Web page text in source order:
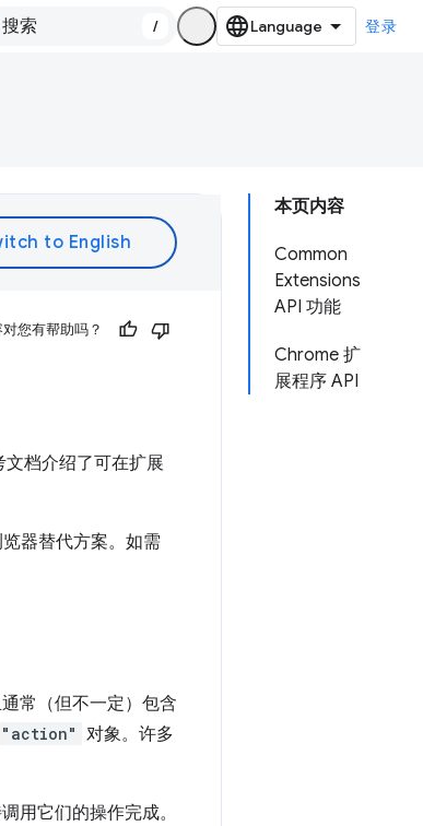
/ 登录
本页内容
Common
Extensions
API 功能
Chrome 扩
展程序 API
您有帮助吗？
档介绍了可在扩展
器替代方案。如需
常（但不一定）包含
"action" 对象。许多
用它们的操作完成。